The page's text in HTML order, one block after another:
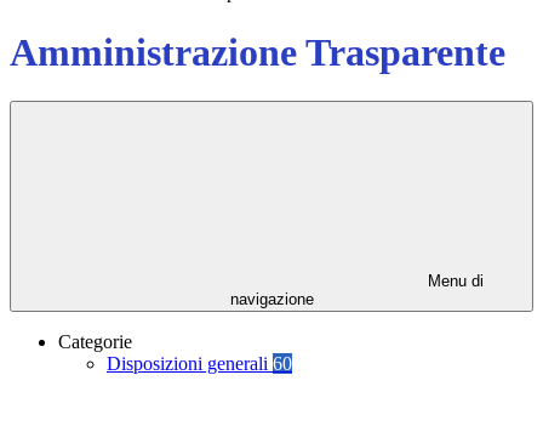
Amministrazione Trasparente
Menu di
navigazione
Categorie
Disposizioni generali 60